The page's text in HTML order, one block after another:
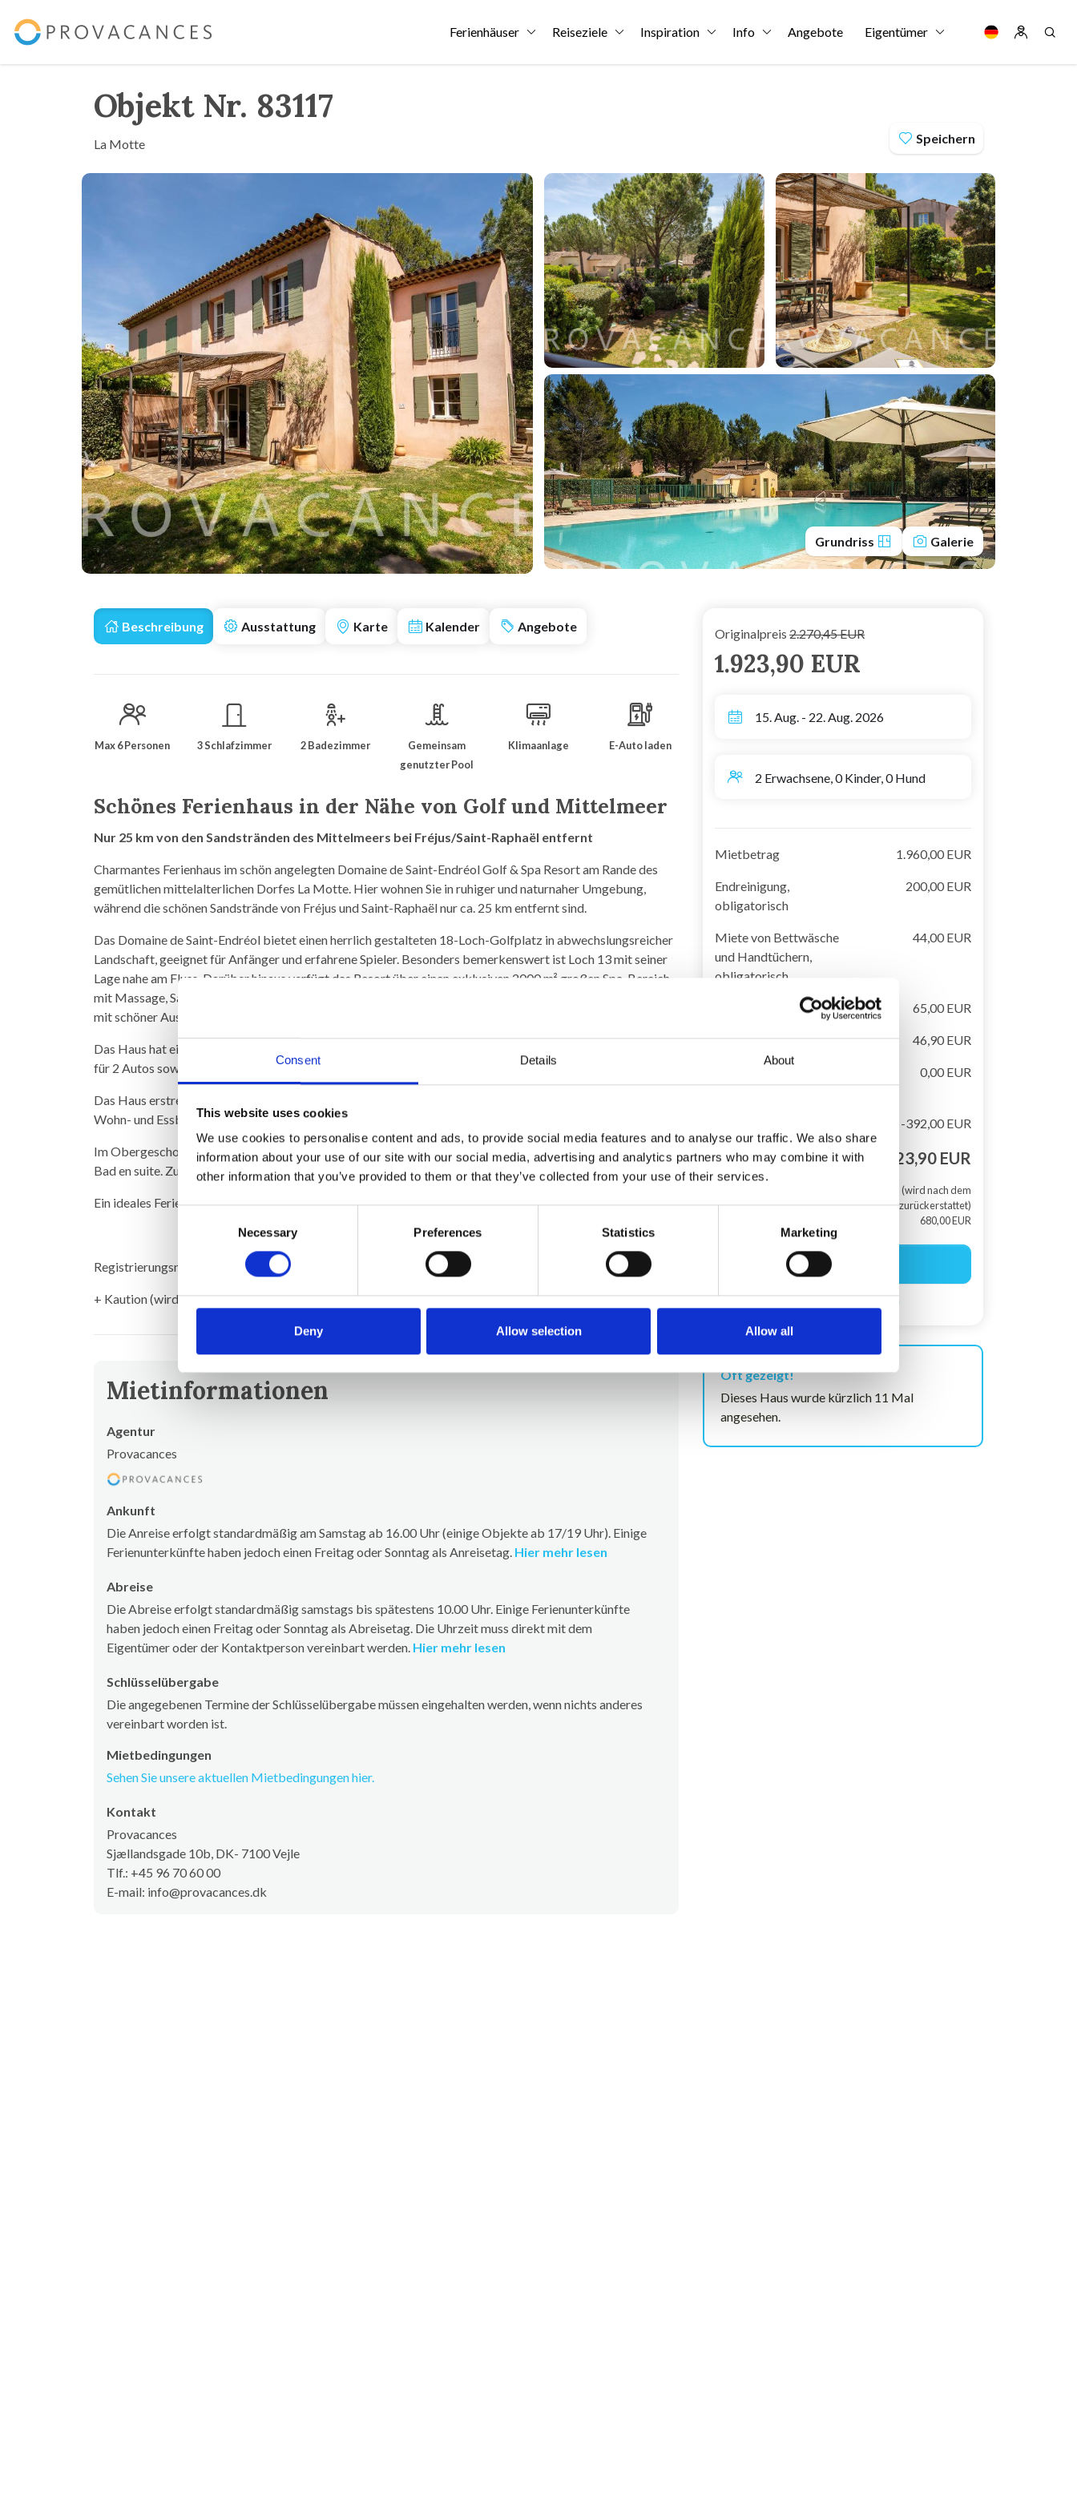
Consent Details About
This website uses cookies
We use cookies to personalise content and ads, to provide social media features and to analyse our traffic. We also share
information about your use of our site with our social media, advertising and analytics partners who may combine it with
other information that you’ve provided to them or that they’ve collected from your use of their services.
Necessary Preferences Statistics Marketing
Deny Allow selection Allow all
Ferienhäuser Reiseziele Inspiration Info Angebote Eigentümer
Objekt Nr. 83117
La Motte Speichern
Grundriss Galerie
Beschreibung Ausstattung Karte Kalender Angebote
Max 6 Personen 3 Schlafzimmer 2 Badezimmer
Gemeinsam
genutzter Pool
Klimaanlage E-Auto laden
Schönes Ferienhaus in der Nähe von Golf und Mittelmeer
Nur 25 km von den Sandstränden des Mittelmeers bei Fréjus/Saint-Raphaël entfernt
Charmantes Ferienhaus im schön angelegten Domaine de Saint-Endréol Golf & Spa Resort am Rande des
gemütlichen mittelalterlichen Dorfes La Motte. Hier wohnen Sie in ruhiger und naturnaher Umgebung,
während die schönen Sandstrände von Fréjus und Saint-Raphaël nur ca. 25 km entfernt sind.
Das Domaine de Saint-Endréol bietet einen herrlich gestalteten 18-Loch-Golfplatz in abwechslungsreicher
Landschaft, geeignet für Anfänger und erfahrene Spieler. Besonders bemerkenswert ist Loch 13 mit seiner
Lage nahe am Fluss. Darüber hinaus verfügt das Resort über einen exklusiven 2000 m² großen Spa-Bereich
mit Massage, Sauna, türkischem Bad und Fitnessbereich. Das Clubhaus bietet ein Restaurant und eine Bar
mit schöner Aussicht auf den Golfplatz.
Das Haus hat eine Wohnfläche von 105 m² und verfügt über einen privaten Garten mit Terrasse, Parkplätze
für 2 Autos sowie Zugang zu einem großen Gemeinschaftspool in kurzer Entfernung vom Haus.
Das Haus erstreckt sich über zwei Etagen. Im Erdgeschoss befinden sich eine offene Küche sowie ein heller
Wohn- und Essbereich mit direktem Zugang zur Terrasse sowie ein separates WC.
Im Obergeschoss befinden sich 3 geräumige Schlafzimmer, alle mit Doppelbetten, davon eines mit eigenem
Bad en suite. Zusätzlich gibt es ein weiteres Badezimmer.
Ein ideales Ferienhaus für Familien oder Paare, die Komfort, Ruhe und gute Einrichtungen schätzen.
Registrierungsnummer: DCN3118HTM
+ Kaution (wird nach dem Aufenthalt zurückerstattet) 680,00 EUR
Mietinformationen
Agentur
Provacances
Ankunft
Die Anreise erfolgt standardmäßig am Samstag ab 16.00 Uhr (einige Objekte ab 17/19 Uhr). Einige
Ferienunterkünfte haben jedoch einen Freitag oder Sonntag als Anreisetag. Hier mehr lesen
Abreise
Die Abreise erfolgt standardmäßig samstags bis spätestens 10.00 Uhr. Einige Ferienunterkünfte
haben jedoch einen Freitag oder Sonntag als Abreisetag. Die Uhrzeit muss direkt mit dem
Eigentümer oder der Kontaktperson vereinbart werden. Hier mehr lesen
Schlüsselübergabe
Die angegebenen Termine der Schlüsselübergabe müssen eingehalten werden, wenn nichts anderes
vereinbart worden ist.
Mietbedingungen
Sehen Sie unsere aktuellen Mietbedingungen hier.
Kontakt
Provacances
Sjællandsgade 10b, DK- 7100 Vejle
Tlf.: +45 96 70 60 00
E-mail: info@provacances.dk
Originalpreis 2.270,45 EUR
1.923,90 EUR
15. Aug. - 22. Aug. 2026
2 Erwachsene, 0 Kinder, 0 Hund
Mietbetrag 1.960,00 EUR
Endreinigung,
obligatorisch
200,00 EUR
Miete von Bettwäsche
und Handtüchern,
obligatorisch
44,00 EUR
Strom & Wasser 65,00 EUR
Kurtaxen (Erwachsener) 46,90 EUR
0,00 EUR
-392,00 EUR
Gesamtsumme 1.923,90 EUR
+ Kaution (wird nach dem
Aufenthalt zurückerstattet)
680,00 EUR
Buchung starten
Suchagent einrichten
Oft gezeigt!
Dieses Haus wurde kürzlich 11 Mal
angesehen.